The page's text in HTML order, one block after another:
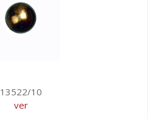
13522/10
ver